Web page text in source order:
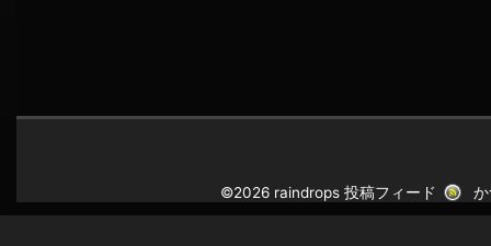
©2026 raindrops投稿フィード